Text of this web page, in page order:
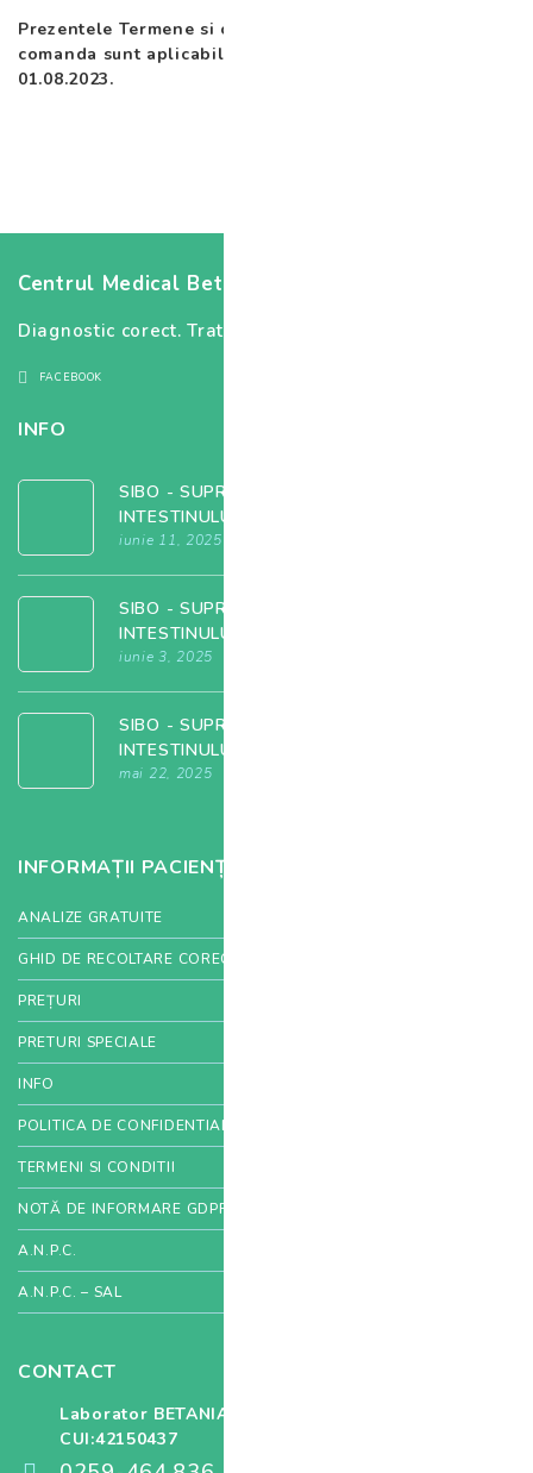
Prezentele Termene si conditii de utilizare a Functiei de
comanda sunt aplicabile începând cu data de
01.08.2023.
Centrul Medical Betania
Diagnostic corect. Tratament corect.
FACEBOOK
INFO
SIBO - SUPRACOLONIZAREA BACTERIANĂ A
INTESTINULUI SUBȚIRE
iunie 11, 2025
SIBO - SUPRACOLONIZAREA BACTERIANĂ A
INTESTINULUI SUBȚIRE
iunie 3, 2025
SIBO - SUPRACOLONIZAREA BACTERIANĂ A
INTESTINULUI SUBȚIRE
mai 22, 2025
INFORMAȚII PACIENȚI
ANALIZE GRATUITE
GHID DE RECOLTARE CORECTĂ
PREȚURI
PRETURI SPECIALE
INFO
POLITICA DE CONFIDENTIALITATE
TERMENI SI CONDITII
NOTĂ DE INFORMARE GDPR
A.N.P.C.
A.N.P.C. – SAL
CONTACT
Laborator BETANIA SRL
CUI:42150437